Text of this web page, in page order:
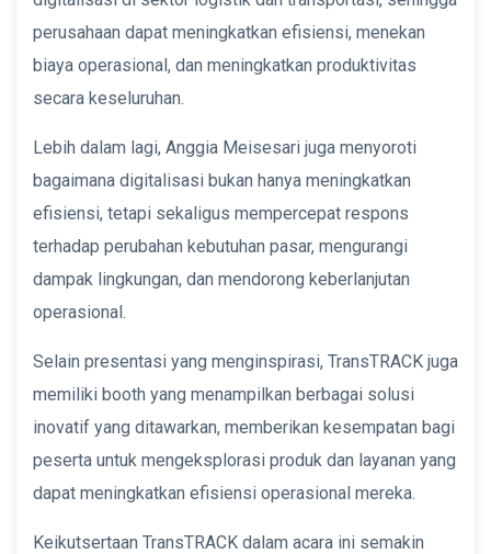
perusahaan dapat meningkatkan efisiensi, menekan
biaya operasional, dan meningkatkan produktivitas
secara keseluruhan.
Lebih dalam lagi, Anggia Meisesari juga menyoroti
bagaimana digitalisasi bukan hanya meningkatkan
efisiensi, tetapi sekaligus mempercepat respons
terhadap perubahan kebutuhan pasar, mengurangi
dampak lingkungan, dan mendorong keberlanjutan
operasional.
Selain presentasi yang menginspirasi, TransTRACK juga
memiliki booth yang menampilkan berbagai solusi
inovatif yang ditawarkan, memberikan kesempatan bagi
peserta untuk mengeksplorasi produk dan layanan yang
dapat meningkatkan efisiensi operasional mereka.
Keikutsertaan TransTRACK dalam acara ini semakin